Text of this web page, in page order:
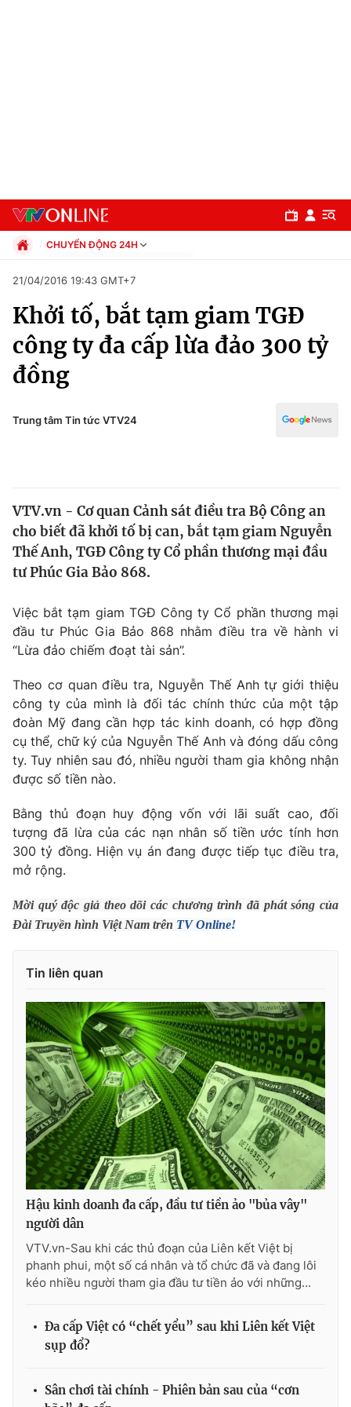
Chuyên mục
Chính trị
Thế giới
Tin tức
Thế giới đó đây
Câu chuyện quốc tế
Tài chính
Thị trường
Góc doanh nghiệp
Dữ liệu và đời sống
Phim VTV
Hậu trường
Nhân vật
Giải sao mai
Giải trí
Điện ảnh
Âm nhạc
Sao
Đời sống
Làm đẹp
Chất lượng cuộc sống
Giáo dục
Tuyển sinh
Học trực tuyến
Công nghệ
Sản phẩm
Giao lưu trực tuyến
Chuyên mục khác
Emagazine Podcast
Photo Infographic
Video Shorts video
VTV Money VTV Thể thao
VTV Sức khoẻ
Thị trường 24h Tấm lòng Việt
VTV9
Liên hệ tòa soạn English
CHUYỂN ĐỘNG 24H
Xã hội
Pháp luật
Thể thao
Truyền hình
Văn hóa - Giải trí
21/04/2016 19:43 GMT+7
Khởi tố, bắt tạm giam TGĐ
công ty đa cấp lừa đảo 300 tỷ
đồng
Trung tâm Tin tức VTV24
VTV.vn - Cơ quan Cảnh sát điều tra Bộ Công an
cho biết đã khởi tố bị can, bắt tạm giam Nguyễn
Thế Anh, TGĐ Công ty Cổ phần thương mại đầu
tư Phúc Gia Bảo 868.
Việc bắt tạm giam TGĐ Công ty Cổ phần thương mại
đầu tư Phúc Gia Bảo 868 nhằm điều tra về hành vi
“Lừa đảo chiếm đoạt tài sản”.
Theo cơ quan điều tra, Nguyễn Thế Anh tự giới thiệu
công ty của mình là đối tác chính thức của một tập
đoàn Mỹ đang cần hợp tác kinh doanh, có hợp đồng
cụ thể, chữ ký của Nguyễn Thế Anh và đóng dấu công
ty. Tuy nhiên sau đó, nhiều người tham gia không nhận
được số tiền nào.
Bằng thủ đoạn huy động vốn với lãi suất cao, đối
tượng đã lừa của các nạn nhân số tiền ước tính hơn
300 tỷ đồng. Hiện vụ án đang được tiếp tục điều tra,
mở rộng.
Mời quý độc giả theo dõi các chương trình đã phát sóng của
Đài Truyền hình Việt Nam trên TV Online!
Tin liên quan
Hậu kinh doanh đa cấp, đầu tư tiền ảo "bủa vây"
người dân
VTV.vn-Sau khi các thủ đoạn của Liên kết Việt bị
phanh phui, một số cá nhân và tổ chức đã và đang lôi
kéo nhiều người tham gia đầu tư tiền ảo với những...
Đa cấp Việt có “chết yểu” sau khi Liên kết Việt
sụp đổ?
Sân chơi tài chính - Phiên bản sau của “cơn